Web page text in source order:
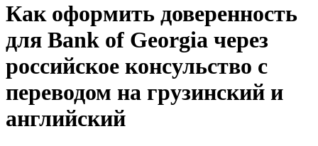
Как оформить доверенность
для Bank of Georgia через
российское консульство с
переводом на грузинский и
английский